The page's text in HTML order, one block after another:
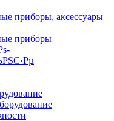
приборы, аксессуары
приборы